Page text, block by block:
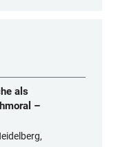
als
–